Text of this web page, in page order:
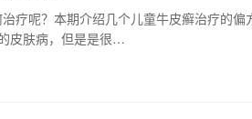
疗呢？本期介绍几个儿童牛皮癣治疗的
皮肤病，但是是很…